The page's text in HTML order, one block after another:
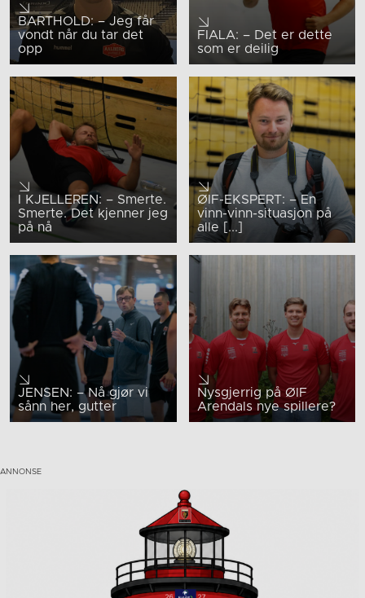
BARTHOLD: – Jeg får
vondt når du tar det
opp
FIALA: – Det er dette
som er deilig
I KJELLEREN: – Smerte.
Smerte. Det kjenner jeg
på nå
ØIF-EKSPERT: – En
vinn-vinn-situasjon på
alle [...]
JENSEN: – Nå gjør vi
sånn her, gutter
Nysgjerrig på ØIF
Arendals nye spillere?